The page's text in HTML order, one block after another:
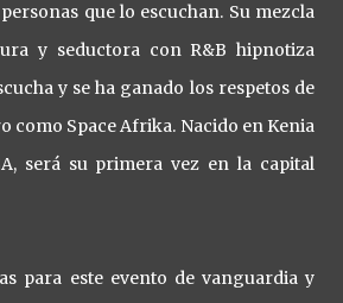
que lo escuchan. Su mezcla
y seductora con R&B hipnotiza
y se ha ganado los respetos de
como Space Afrika. Nacido en Kenia
será su primera vez en la capital
para este evento de vanguardia y